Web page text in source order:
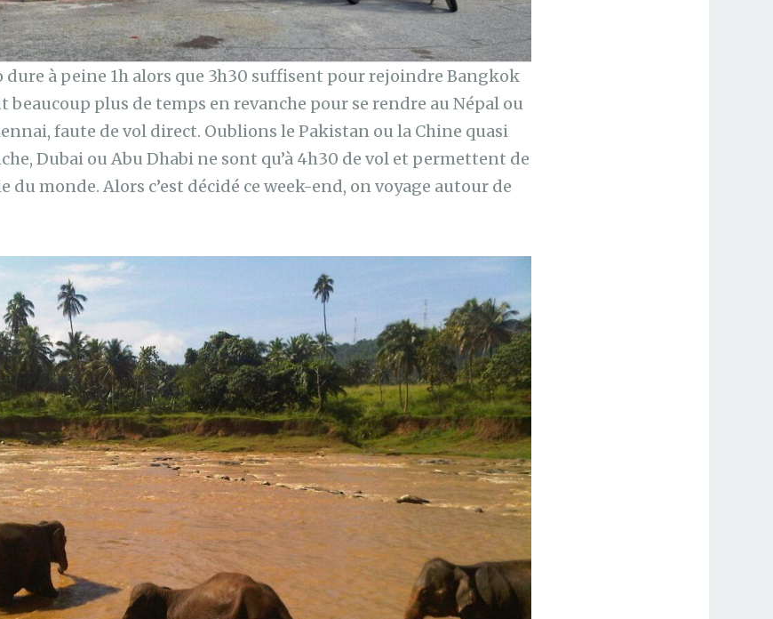
dure à peine 1h alors que 3h30 suffisent pour rejoindre Bangkok
beaucoup plus de temps en revanche pour se rendre au Népal ou
faute de vol direct. Oublions le Pakistan ou la Chine quasi
Dubai ou Abu Dhabi ne sont qu’à 4h30 de vol et permettent de
monde. Alors c’est décidé ce week-end, on voyage autour de